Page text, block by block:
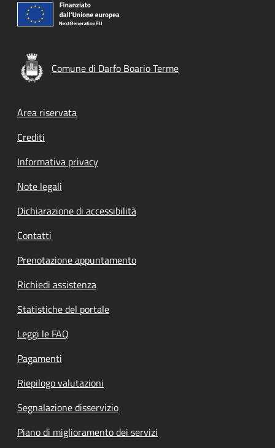
Comune di Darfo Boario Terme
Footer menu
Area riservata
Crediti
Informativa privacy
Note legali
Dichiarazione di accessibilità
Contatti
Prenotazione appuntamento
Richiedi assistenza
Statistiche del portale
Leggi le FAQ
Pagamenti
Riepilogo valutazioni
Segnalazione disservizio
Piano di miglioramento dei servizi